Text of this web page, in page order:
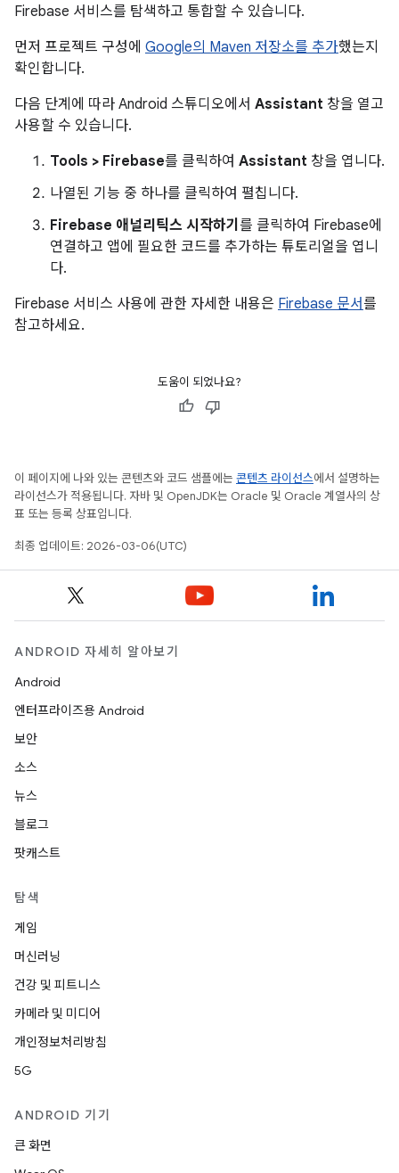
Firebase 서비스를 탐색하고 통합할 수 있습니다.
먼저 프로젝트 구성에 Google의 Maven 저장소를 추가했는지
확인합니다.
다음 단계에 따라 Android 스튜디오에서 Assistant 창을 열고
사용할 수 있습니다.
Tools > Firebase를 클릭하여 Assistant 창을 엽니다.
나열된 기능 중 하나를 클릭하여 펼칩니다.
Firebase 애널리틱스 시작하기 를 클릭하여 Firebase에
연결하고 앱에 필요한 코드를 추가하는 튜토리얼을 엽니
다.
Firebase 서비스 사용에 관한 자세한 내용은 Firebase 문서를
참고하세요.
도움이 되었나요?
이 페이지에 나와 있는 콘텐츠와 코드 샘플에는 콘텐츠 라이선스에서 설명하는
라이선스가 적용됩니다. 자바 및 OpenJDK는 Oracle 및 Oracle 계열사의 상
표 또는 등록 상표입니다.
최종 업데이트: 2026-03-06(UTC)
ANDROID 자세히 알아보기
Android
엔터프라이즈용 Android
보안
소스
뉴스
블로그
팟캐스트
탐색
게임
머신러닝
건강 및 피트니스
카메라 및 미디어
개인정보처리방침
5G
ANDROID 기기
큰 화면